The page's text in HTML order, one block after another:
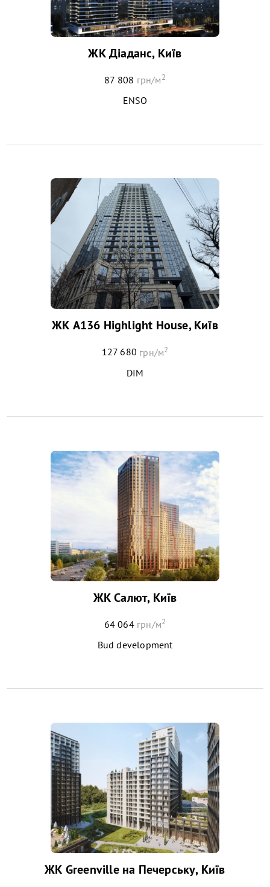
ЖК Діаданс, Київ
87 808 грн/м2
ENSO
ЖК А136 Highlight House, Київ
127 680 грн/м2
DIM
ЖК Салют, Київ
64 064 грн/м2
Bud development
ЖК Greenville на Печерську, Київ